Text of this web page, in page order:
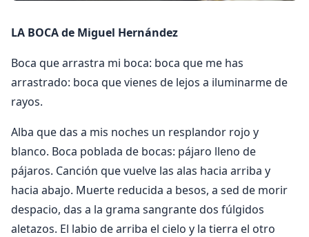
LA BOCA de Miguel Hernández
Boca que arrastra mi boca: boca que me has
arrastrado: boca que vienes de lejos a iluminarme de
rayos.
Alba que das a mis noches un resplandor rojo y
blanco. Boca poblada de bocas: pájaro lleno de
pájaros. Canción que vuelve las alas hacia arriba y
hacia abajo. Muerte reducida a besos, a sed de morir
despacio, das a la grama sangrante dos fúlgidos
aletazos. El labio de arriba el cielo y la tierra el otro